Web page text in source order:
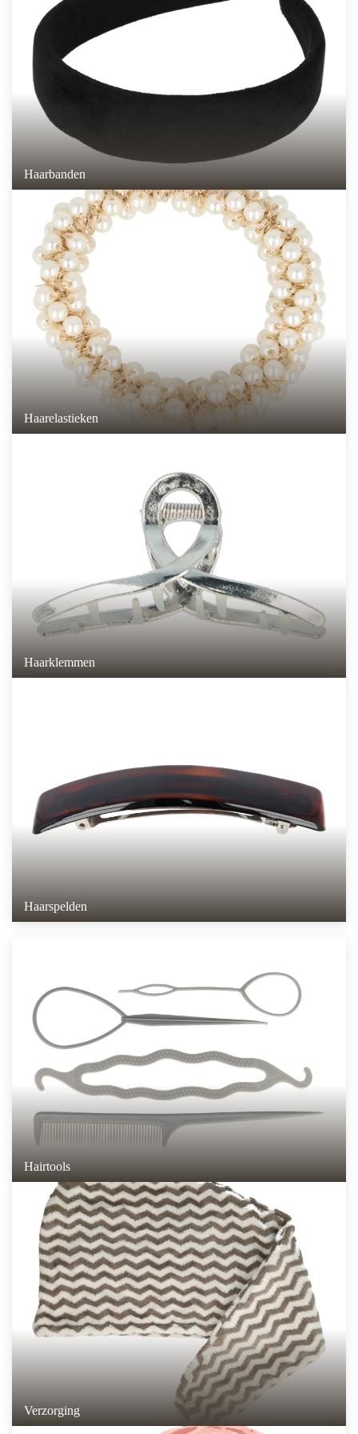
Haarbanden
Haarelastieken
Haarklemmen
Haarspelden
Hairtools
Verzorging